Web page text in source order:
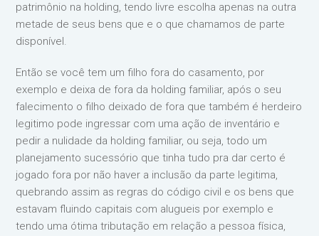
patrimônio na holding, tendo livre escolha apenas na outra
metade de seus bens que e o que chamamos de parte
disponível.
Então se você tem um filho fora do casamento, por
exemplo e deixa de fora da holding familiar, após o seu
falecimento o filho deixado de fora que também é herdeiro
legitimo pode ingressar com uma ação de inventário e
pedir a nulidade da holding familiar, ou seja, todo um
planejamento sucessório que tinha tudo pra dar certo é
jogado fora por não haver a inclusão da parte legitima,
quebrando assim as regras do código civil e os bens que
estavam fluindo capitais com alugueis por exemplo e
tendo uma ótima tributação em relação a pessoa física,